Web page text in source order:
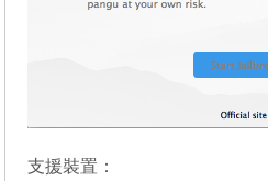
支援裝置：